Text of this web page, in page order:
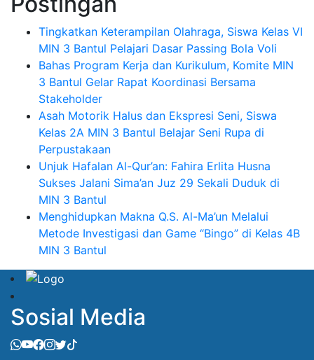
Tingkatkan Keterampilan Olahraga, Siswa Kelas VI
MIN 3 Bantul Pelajari Dasar Passing Bola Voli
Bahas Program Kerja dan Kurikulum, Komite MIN
3 Bantul Gelar Rapat Koordinasi Bersama
Stakeholder
Asah Motorik Halus dan Ekspresi Seni, Siswa
Kelas 2A MIN 3 Bantul Belajar Seni Rupa di
Perpustakaan
Unjuk Hafalan Al-Qur’an: Fahira Erlita Husna
Sukses Jalani Sima’an Juz 29 Sekali Duduk di
MIN 3 Bantul
Menghidupkan Makna Q.S. Al-Ma’un Melalui
Metode Investigasi dan Game “Bingo” di Kelas 4B
MIN 3 Bantul
Sosial Media